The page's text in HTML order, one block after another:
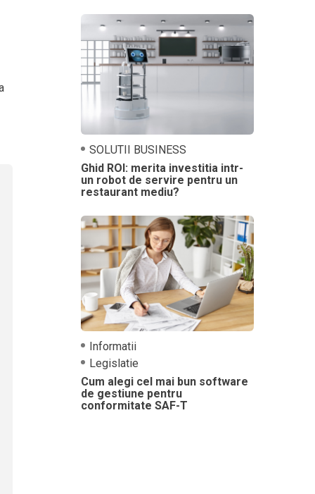
SOLUTII BUSINESS
Ghid ROI: merita investitia intr-
un robot de servire pentru un
restaurant mediu?
Informatii
Legislatie
Cum alegi cel mai bun software
de gestiune pentru
conformitate SAF-T